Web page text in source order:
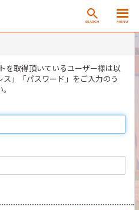
SEARCH MENU
を取得頂いているユーザー様は以
ス」「パスワード」をご入力のう